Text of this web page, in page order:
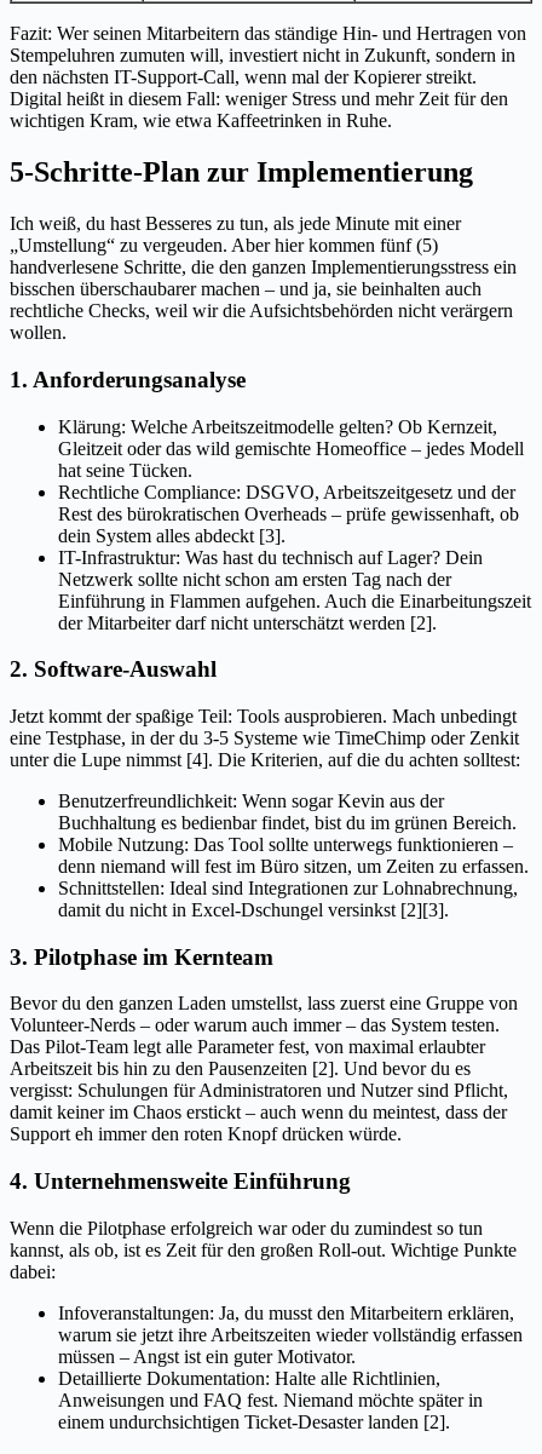
Fazit: Wer seinen Mitarbeitern das ständige Hin- und Hertragen von
Stempeluhren zumuten will, investiert nicht in Zukunft, sondern in
den nächsten IT-Support-Call, wenn mal der Kopierer streikt.
Digital heißt in diesem Fall: weniger Stress und mehr Zeit für den
wichtigen Kram, wie etwa Kaffeetrinken in Ruhe.
5-Schritte-Plan zur Implementierung
Ich weiß, du hast Besseres zu tun, als jede Minute mit einer
„Umstellung“ zu vergeuden. Aber hier kommen fünf (5)
handverlesene Schritte, die den ganzen Implementierungsstress ein
bisschen überschaubarer machen – und ja, sie beinhalten auch
rechtliche Checks, weil wir die Aufsichtsbehörden nicht verärgern
wollen.
1. Anforderungsanalyse
Klärung: Welche Arbeitszeitmodelle gelten? Ob Kernzeit,
Gleitzeit oder das wild gemischte Homeoffice – jedes Modell
hat seine Tücken.
Rechtliche Compliance: DSGVO, Arbeitszeitgesetz und der
Rest des bürokratischen Overheads – prüfe gewissenhaft, ob
dein System alles abdeckt [3].
IT-Infrastruktur: Was hast du technisch auf Lager? Dein
Netzwerk sollte nicht schon am ersten Tag nach der
Einführung in Flammen aufgehen. Auch die Einarbeitungszeit
der Mitarbeiter darf nicht unterschätzt werden [2].
2. Software-Auswahl
Jetzt kommt der spaßige Teil: Tools ausprobieren. Mach unbedingt
eine Testphase, in der du 3-5 Systeme wie TimeChimp oder Zenkit
unter die Lupe nimmst [4]. Die Kriterien, auf die du achten solltest:
Benutzerfreundlichkeit: Wenn sogar Kevin aus der
Buchhaltung es bedienbar findet, bist du im grünen Bereich.
Mobile Nutzung: Das Tool sollte unterwegs funktionieren –
denn niemand will fest im Büro sitzen, um Zeiten zu erfassen.
Schnittstellen: Ideal sind Integrationen zur Lohnabrechnung,
damit du nicht in Excel-Dschungel versinkst [2][3].
3. Pilotphase im Kernteam
Bevor du den ganzen Laden umstellst, lass zuerst eine Gruppe von
Volunteer-Nerds – oder warum auch immer – das System testen.
Das Pilot-Team legt alle Parameter fest, von maximal erlaubter
Arbeitszeit bis hin zu den Pausenzeiten [2]. Und bevor du es
vergisst: Schulungen für Administratoren und Nutzer sind Pflicht,
damit keiner im Chaos erstickt – auch wenn du meintest, dass der
Support eh immer den roten Knopf drücken würde.
4. Unternehmensweite Einführung
Wenn die Pilotphase erfolgreich war oder du zumindest so tun
kannst, als ob, ist es Zeit für den großen Roll-out. Wichtige Punkte
dabei:
Infoveranstaltungen: Ja, du musst den Mitarbeitern erklären,
warum sie jetzt ihre Arbeitszeiten wieder vollständig erfassen
müssen – Angst ist ein guter Motivator.
Detaillierte Dokumentation: Halte alle Richtlinien,
Anweisungen und FAQ fest. Niemand möchte später in
einem undurchsichtigen Ticket-Desaster landen [2].